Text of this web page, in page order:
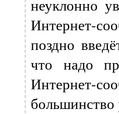
неуклонно
Интернет-
поздно
что надо
Интернет-